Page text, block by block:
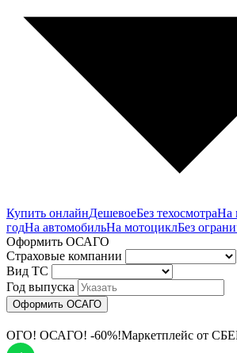
Купить онлайнДешевоеБез техосмотраНа
годНа автомобильНа мотоциклБез
Оформить ОСАГО
Страховые компании
Вид ТС
Год выпуска
Оформить ОСАГО
ОГО! ОСАГО! -60%!Маркетплейс от